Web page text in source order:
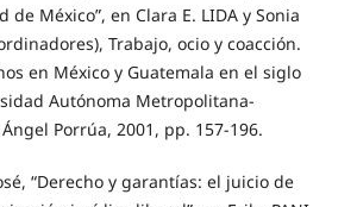
México”, en Clara E. LIDA y Sonia
Trabajo, ocio y coacción.
en México y Guatemala en el siglo
Autónoma Metropolitana-
Porrúa, 2001, pp. 157-196.
“Derecho y garantías: el juicio de